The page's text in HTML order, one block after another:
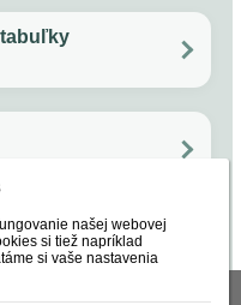
na bielizeň
našej webovej
si tiež napríklad
si vaše nastavenia